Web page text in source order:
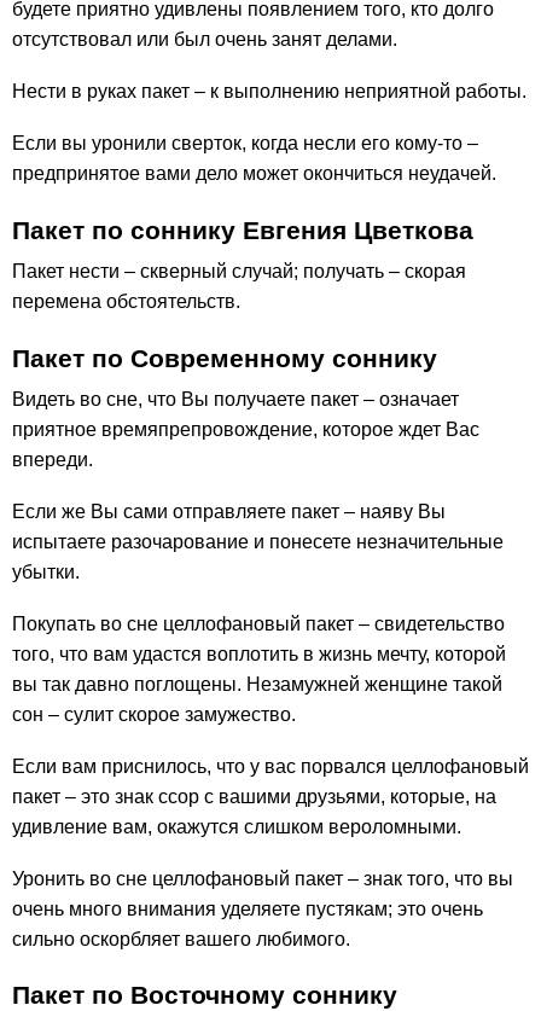
будете приятно удивлены появлением того, кто долго
отсутствовал или был очень занят делами.
Нести в руках пакет – к выполнению неприятной работы.
Если вы уронили сверток, когда несли его кому-то –
предпринятое вами дело может окончиться неудачей.
Пакет по соннику Евгения Цветкова
Пакет нести – скверный случай; получать – скорая
перемена обстоятельств.
Пакет по Современному соннику
Видеть во сне, что Вы получаете пакет – означает
приятное времяпрепровождение, которое ждет Вас
впереди.
Если же Вы сами отправляете пакет – наяву Вы
испытаете разочарование и понесете незначительные
убытки.
Покупать во сне целлофановый пакет – свидетельство
того, что вам удастся воплотить в жизнь мечту, которой
вы так давно поглощены. Незамужней женщине такой
сон – сулит скорое замужество.
Если вам приснилось, что у вас порвался целлофановый
пакет – это знак ссор с вашими друзьями, которые, на
удивление вам, окажутся слишком вероломными.
Уронить во сне целлофановый пакет – знак того, что вы
очень много внимания уделяете пустякам; это очень
сильно оскорбляет вашего любимого.
Пакет по Восточному соннику